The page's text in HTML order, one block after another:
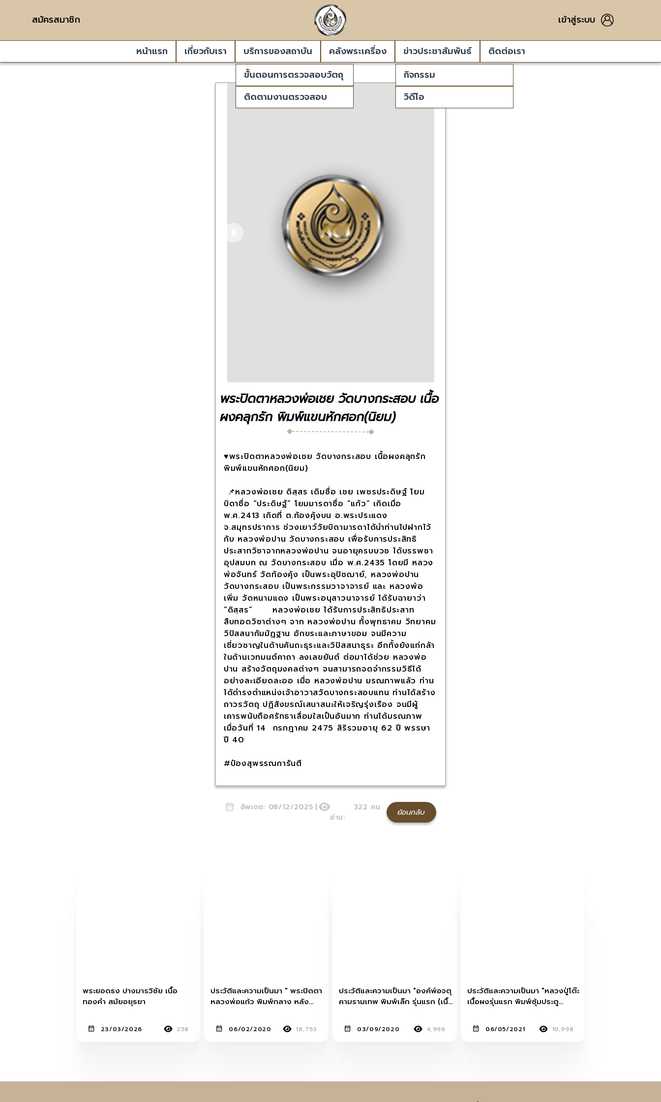
สมัครสมาชิก เข้าสู่ระบบ
หน้าแรก เกี่ยวกับเรา
บริการของสถาบัน
ขั้นตอนการตรวจสอบวัตถุ
ติดตามงานตรวจสอบ
คลังพระเครื่อง
ข่าวประชาสัมพันธ์
กิจกรรม
วิดีโอ
ติดต่อเรา
พระปิดตาหลวงพ่อเชย วัดบางกระสอบ เนื้อ
ผงคลุกรัก พิมพ์แขนหักศอก(นิยม)
♥️พระปิดตาหลวงพ่อเชย วัดบางกระสอบ เนื้อผงคลุกรัก
พิมพ์แขนหักศอก(นิยม)
📌หลวงพ่อเชย ดิสฺสร เดิมชื่อ เชย เพชรประดิษฐ์ โยม
บิดาชื่อ “ประดิษฐ์” โยมมารดาชื่อ “แก้ว” เกิดเมื่อ
พ.ศ.2413 เกิดที่ ต.ท้องคุ้งบน อ.พระประแดง
จ.สมุทรปราการ ช่วงเยาว์วัยบิดามารดาได้นำท่านไปฝากไว้
กับ หลวงพ่อปาน วัดบางกระสอบ เพื่อรับการประสิทธิ
ประสาทวิชาจากหลวงพ่อปาน จนอายุครบบวช ได้บรรพชา
อุปสมบท ณ วัดบางกระสอบ เมื่อ พ.ศ.2435 โดยมี หลวง
พ่อจันทร์ วัดท้องคุ้ง เป็นพระอุปัชฌาย์, หลวงพ่อปาน
วัดบางกระสอบ เป็นพระกรรมวาจาจารย์ และ หลวงพ่อ
เพิ่ม วัดหนามแดง เป็นพระอนุสาวนาจารย์ ได้รับฉายาว่า
“ดิสฺสร” หลวงพ่อเชย ได้รับการประสิทธิประสาท
สืบทอดวิชาต่างๆ จาก หลวงพ่อปาน ทั้งพุทธาคม วิทยาคม
วิปัสสนากัมมัฏฐาน อักขระและภาษาขอม จนมีความ
เชี่ยวชาญในด้านคันถะธุระและวิปัสสนาธุระ อีกทั้งยังแก่กล้า
ในด้านเวทมนต์คาถา ลงเลขยันต์ ต่อมาได้ช่วย หลวงพ่อ
ปาน สร้างวัตถุมงคลต่างๆ จนสามารถจดจำกรรมวิธีได้
อย่างละเอียดละออ เมื่อ หลวงพ่อปาน มรณภาพแล้ว ท่าน
ได้ดำรงตำแหน่งเจ้าอาวาสวัดบางกระสอบแทน ท่านได้สร้าง
ถาวรวัตถุ ปฏิสังขรณ์เสนาสนะให้เจริญรุ่งเรือง จนมีผู้
เคารพนับถือศรัทธาเลื่อมใสเป็นอันมาก ท่านได้มรณภาพ
เมื่อวันที่ 14 กรกฎาคม 2475 สิริรวมอายุ 62 ปี พรรษา
ปี 40
#ป๋องสุพรรณการันตี
อัพเดต: 08/12/2025 |
อ่าน:
322 คน ย้อนกลับ
พระยอดธง ปางมารวิชัย เนื้อ
ทองคำ สมัยอยุธยา
23/03/2026 258
ประวัติและความเป็นมา " พระปิดตา
หลวงพ่อแก้ว พิมพ์กลาง หลัง
06/02/2020 18,753
ประวัติและความเป็นมา "องค์พ่อจตุ
คามรามเทพ พิมพ์เล็ก รุ่นแรก (เนื้อ
03/09/2020 4,996
ประวัติและความเป็นมา "หลวงปู่โต๊ะ
เนื้อผงรุ่นแรก พิมพ์ซุ้มประตู
06/05/2021 10,998